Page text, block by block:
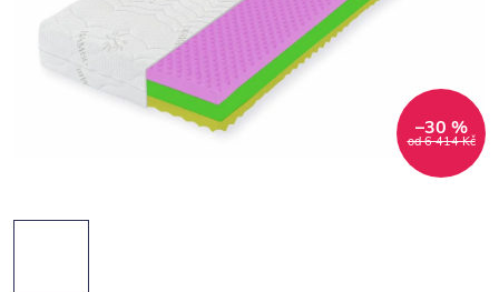
od 6 414 Kč
–30 %